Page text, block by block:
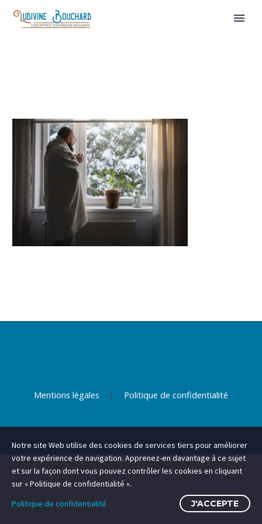
Mentions légales Politique de confidentialité
Notre site Web utilise des cookies de services tiers pour améliorer
votre expérience de navigation. Apprenez-en davantage à ce sujet
et sur la façon dont vous pouvez contrôler les cookies en cliquant
sur « Politique de confidentialité ».
Politique de confidentialité
J'ACCEPTE